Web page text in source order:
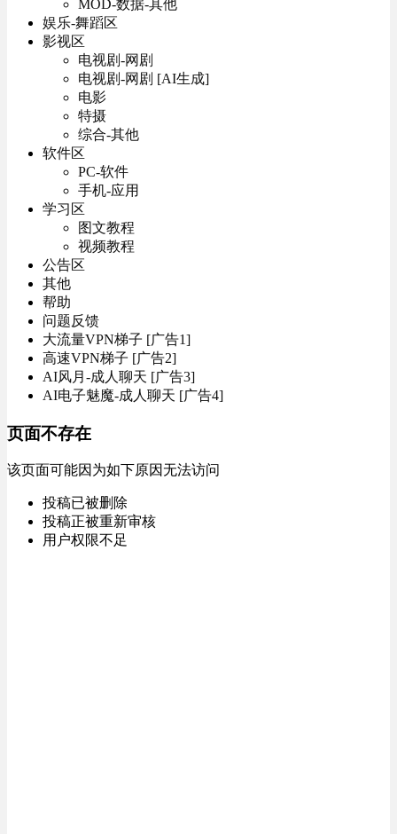
MOD-数据-其他
娱乐-舞蹈区
影视区
电视剧-网剧
电视剧-网剧 [AI生成]
电影
特摄
综合-其他
软件区
PC-软件
手机-应用
学习区
图文教程
视频教程
公告区
其他
帮助
问题反馈
大流量VPN梯子 [广告1]
高速VPN梯子 [广告2]
AI风月-成人聊天 [广告3]
AI电子魅魔-成人聊天 [广告4]
页面不存在
该页面可能因为如下原因无法访问
投稿已被删除
投稿正被重新审核
用户权限不足